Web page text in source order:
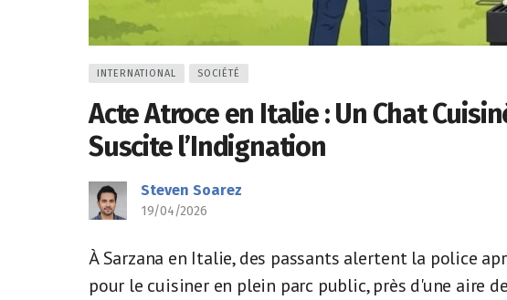
INTERNATIONAL SOCIÉTÉ
Acte Atroce en Italie : Un Chat
Suscite l’Indignation
Steven Soarez
19/04/2026
À Sarzana en Italie, des passants alertent la police
pour le cuisiner en plein parc public, près d'une aire